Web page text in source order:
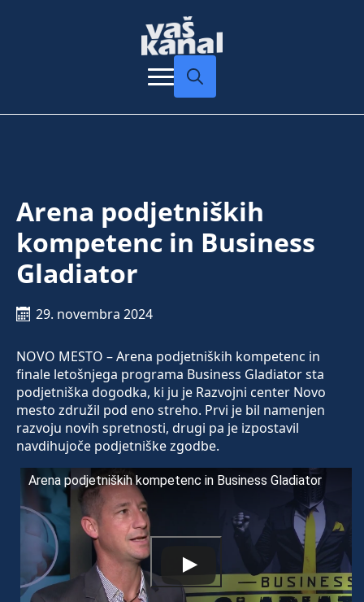
Arena podjetniških
kompetenc in Business
Gladiator
29. novembra 2024
NOVO MESTO – Arena podjetniških kompetenc in
finale letošnjega programa Business Gladiator sta
podjetniška dogodka, ki ju je Razvojni center Novo
mesto združil pod eno streho. Prvi je bil namenjen
razvoju novih spretnosti, drugi pa je izpostavil
navdihujoče podjetniške zgodbe.
Arena podjetniških kompetenc in Business Gladiator